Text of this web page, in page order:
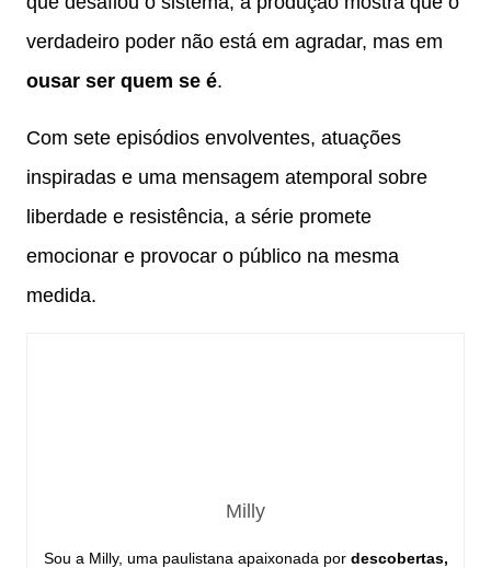
verdadeiro poder não está em agradar, mas em
ousar ser quem se é.
Com sete episódios envolventes, atuações
inspiradas e uma mensagem atemporal sobre
liberdade e resistência, a série promete
emocionar e provocar o público na mesma
medida.
Milly
Sou a Milly, uma paulistana apaixonada por descobertas,